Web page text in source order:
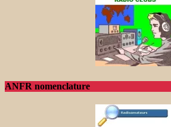
ANFR nomenclature